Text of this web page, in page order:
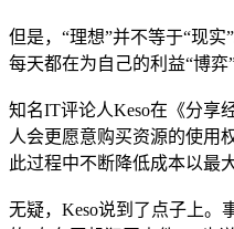
但是，“理想”并不等于“现
每天都在为自己的利益“博弈
知名IT评论人Keso在《分享
人会更愿意购买资源的使用
此过程中不断降低成本以最
无疑，Keso说到了点子上。